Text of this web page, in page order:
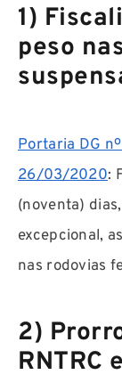
1)
peso
Portaria DG
26/03/2020:
(noventa)
excepcional,
nas rodovias
2)
RNTRC